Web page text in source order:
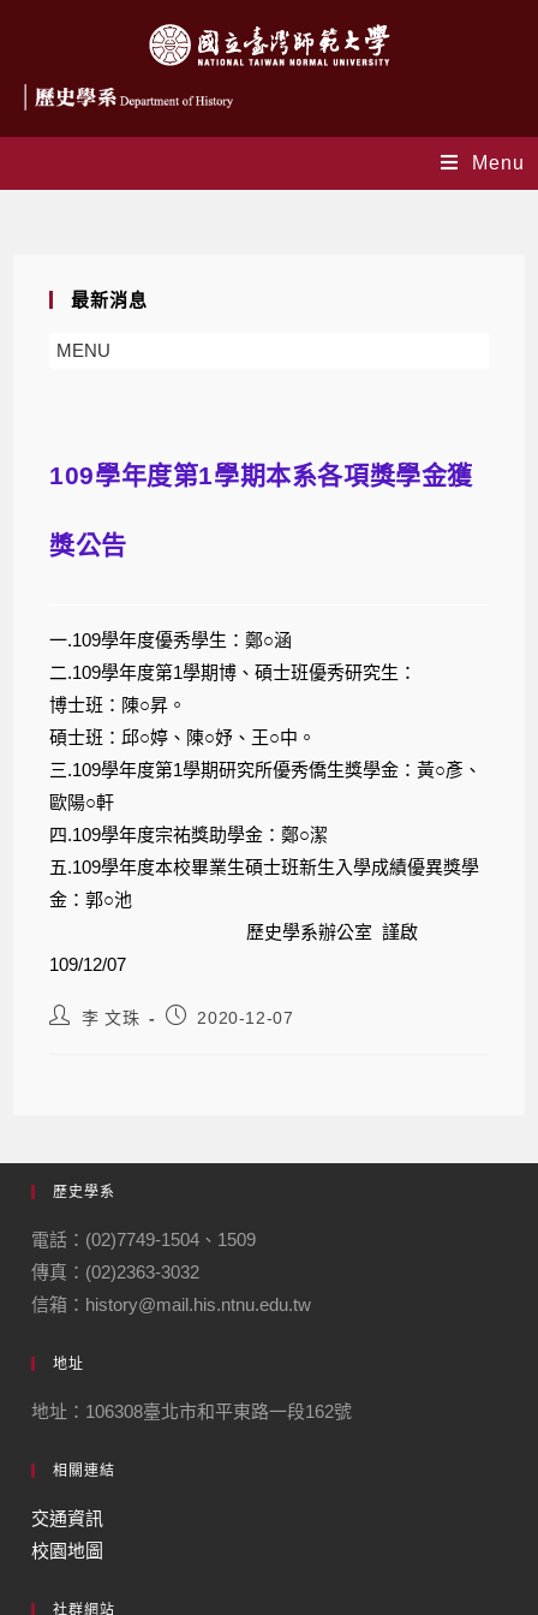
Menu
最新消息
MENU
109學年度第1學期本系各項獎學金獲
獎公告
一.109學年度優秀學生：鄭○涵
二.109學年度第1學期博、碩士班優秀研究生：
博士班：陳○昇。
碩士班：邱○婷、陳○妤、王○中。
三.109學年度第1學期研究所優秀僑生獎學金：黃○彥、
歐陽○軒
四.109學年度宗祐獎助學金：鄭○潔
五.109學年度本校畢業生碩士班新生入學成績優異獎學
金：郭○池
歷史學系辦公室 謹啟
109/12/07
李 文珠 2020-12-07
歷史學系
電話：(02)7749-1504、1509
傳真：(02)2363-3032
信箱：history@mail.his.ntnu.edu.tw
地址
地址：106308臺北市和平東路一段162號
相關連結
交通資訊
校園地圖
社群網站